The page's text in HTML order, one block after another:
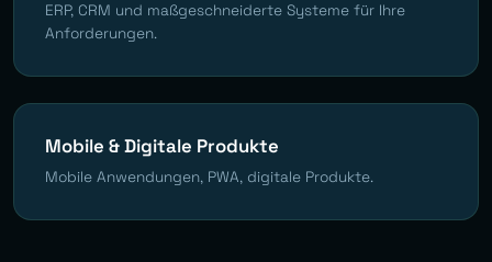
ERP, CRM und maßgeschneiderte Systeme für Ihre
Anforderungen.
Mobile & Digitale Produkte
Mobile Anwendungen, PWA, digitale Produkte.